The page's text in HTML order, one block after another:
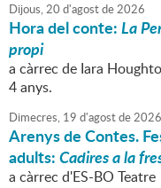
Dijous,20 d'agostde2026
Hora del conte:La
propi
a càrrec de Iara
4 anys.
Dimecres, 19 d'agostde2026
Arenys de Contes.
adults:Cadires a la
a càrrec d'ES-BO Teatre